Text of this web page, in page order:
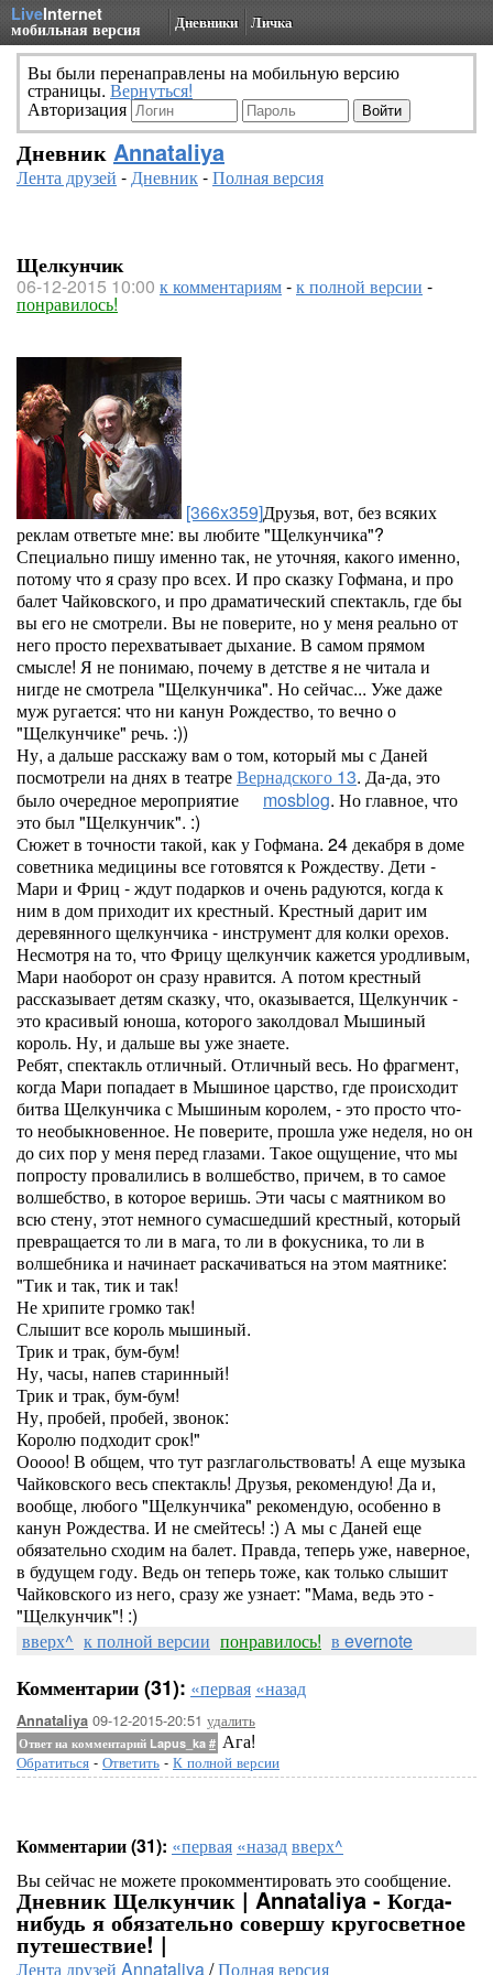
LiveInternet
мобильная версия Дневники Личка
Вы были перенаправлены на мобильную версию
страницы. Вернуться!
Авторизация
Дневник Annataliya
Лента друзей -Дневник-Полная версия
Щелкунчик
06-12-2015 10:00 к комментариям-к полной версии -
понравилось!
[366x359]Друзья, вот, без всяких
реклам ответьте мне: вы любите "Щелкунчика"?
Специально пишу именно так, не уточняя, какого именно,
потому что я сразу про всех. И про сказку Гофмана, и про
балет Чайковского, и про драматический спектакль, где бы
вы его не смотрели. Вы не поверите, но у меня реально от
него просто перехватывает дыхание. В самом прямом
смысле! Я не понимаю, почему в детстве я не читала и
нигде не смотрела "Щелкунчика". Но сейчас... Уже даже
муж ругается: что ни канун Рождество, то вечно о
"Щелкунчике" речь. :))
Ну, а дальше расскажу вам о том, который мы с Даней
посмотрели на днях в театреВернадского 13. Да-да, это
было очередное мероприятие
mosblog. Но главное, что
это был "Щелкунчик". :)
Сюжет в точности такой, как у Гофмана. 24 декабря в доме
советника медицины все готовятся к Рождеству. Дети -
Мари и Фриц - ждут подарков и очень радуются, когда к
ним в дом приходит их крестный. Крестный дарит им
деревянного щелкунчика - инструмент для колки орехов.
Несмотря на то, что Фрицу щелкунчик кажется уродливым,
Мари наоборот он сразу нравится. А потом крестный
рассказывает детям сказку, что, оказывается, Щелкунчик -
это красивый юноша, которого заколдовал Мышиный
король. Ну, и дальше вы уже знаете.
Ребят, спектакль отличный. Отличный весь. Но фрагмент,
когда Мари попадает в Мышиное царство, где происходит
битва Щелкунчика с Мышиным королем, - это просто что-
то необыкновенное. Не поверите, прошла уже неделя, но он
до сих пор у меня перед глазами. Такое ощущение, что мы
попросту провалились в волшебство, причем, в то самое
волшебство, в которое веришь. Эти часы с маятником во
всю стену, этот немного сумасшедший крестный, который
превращается то ли в мага, то ли в фокусника, то ли в
волшебника и начинает раскачиваться на этом маятнике:
"Тик и так, тик и так!
Не хрипите громко так!
Слышит все король мышиный.
Трик и трак, бум-бум!
Ну, часы, напев старинный!
Трик и трак, бум-бум!
Ну, пробей, пробей, звонок:
Королю подходит срок!"
Ооооо! В общем, что тут разглагольствовать! А еще музыка
Чайковского весь спектакль! Друзья, рекомендую! Да и,
вообще, любого "Щелкунчика" рекомендую, особенно в
канун Рождества. И не смейтесь! :) А мы с Даней еще
обязательно сходим на балет. Правда, теперь уже, наверное,
в будущем году. Ведь он теперь тоже, как только слышит
Чайковского из него, сразу же узнает: "Мама, ведь это -
"Щелкунчик"! :)
вверх^ к полной версии понравилось! в evernote
Комментарии (31): «первая «назад
Annataliya 09-12-2015-20:51 удалить
Ответ на комментарий Lapus_ka # Ага!
Обратиться - Ответить - К полной версии
Комментарии (31): «первая «назадвверх^
Вы сейчас не можете прокомментировать это сообщение.
Дневник Щелкунчик | Annataliya - Когда-
нибудь я обязательно совершу кругосветное
путешествие! |
Лента друзей Annataliya/Полная версия